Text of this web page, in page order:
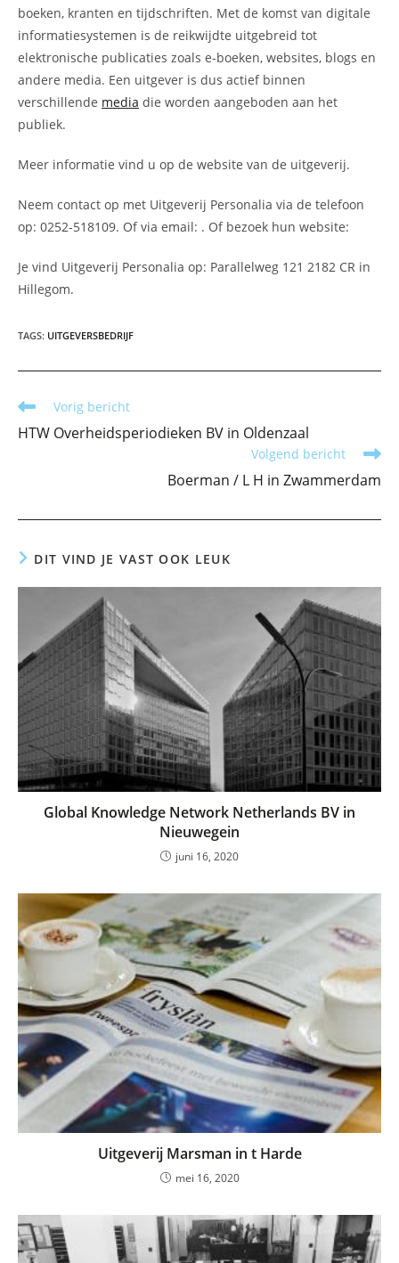
boeken, kranten en tijdschriften. Met de komst van digitale
informatiesystemen is de reikwijdte uitgebreid tot
elektronische publicaties zoals e-boeken, websites, blogs en
andere media. Een uitgever is dus actief binnen
verschillende media die worden aangeboden aan het
publiek.
Meer informatie vind u op de website van de uitgeverij.
Neem contact op met Uitgeverij Personalia via de telefoon
op: 0252-518109. Of via email: . Of bezoek hun website:
Je vind Uitgeverij Personalia op: Parallelweg 121 2182 CR in
Hillegom.
TAGS: UITGEVERSBEDRIJF
Lees
artikelen
Vorig bericht
HTW Overheidsperiodieken BV in Oldenzaal
Volgend bericht
Boerman / L H in Zwammerdam
DIT VIND JE VAST OOK LEUK
Global Knowledge Network Netherlands BV in
Nieuwegein
juni 16, 2020
Uitgeverij Marsman in t Harde
mei 16, 2020